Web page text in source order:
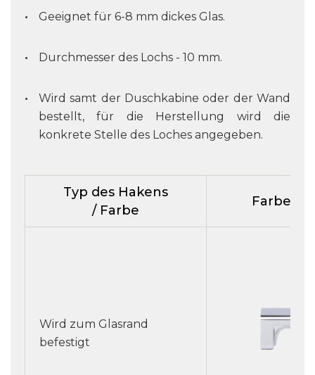
Geeignet für 6-8 mm dickes Glas.
Durchmesser des Lochs - 10 mm.
Wird samt der Duschkabine oder der Wand
bestellt, für die Herstellung wird die
konkrete Stelle des Loches angegeben.
Typ des Hakens
/ Farbe
Farbe
Wird zum Glasrand
befestigt